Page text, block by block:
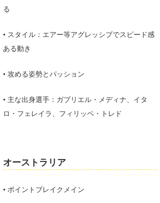
る
• スタイル：エアー等アグレッシブでスピード感
ある動き
• 攻める姿勢とパッション
• 主な出身選手：ガブリエル・メディナ、イタ
ロ・フェレイラ、フィリッペ・トレド
オーストラリア
• ポイントブレイクメイン
Soulman
VAGY
YUKI☆
まっきー
三輪予報士